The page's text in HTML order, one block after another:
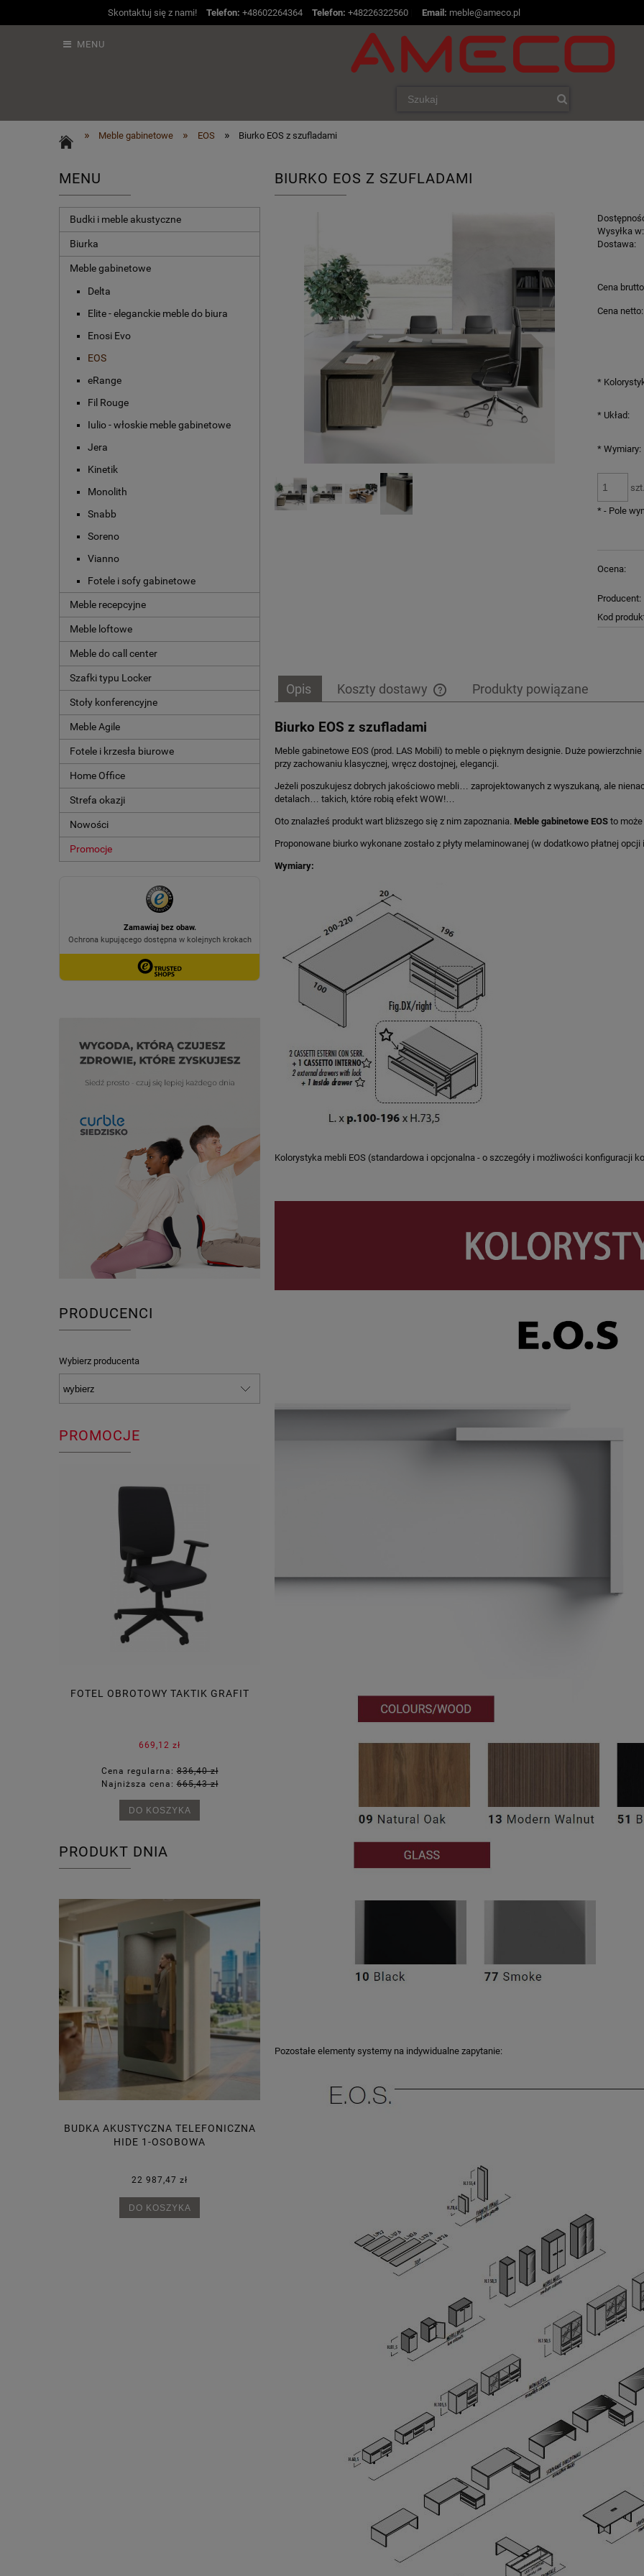
Skontaktuj się z nami! Telefon: +48602264364 Telefon: +48226322560 Email: meble@ameco.pl
MENU
» Meble gabinetowe » EOS » Biurko EOS z szufladami
MENU
Budki i meble akustyczne
Biurka
Meble gabinetowe
Delta
Elite - eleganckie meble do biura
Enosi Evo
EOS
eRange
Fil Rouge
Iulio - włoskie meble gabinetowe
Jera
Kinetik
Monolith
Snabb
Soreno
Vianno
Fotele i sofy gabinetowe
Meble recepcyjne
Meble loftowe
Meble do call center
Szafki typu Locker
Stoły konferencyjne
Meble Agile
Fotele i krzesła biurowe
Home Office
Strefa okazji
Nowości
Promocje
PRODUCENCI
Wybierz producenta
PROMOCJE
FOTEL OBROTOWY TAKTIK GRAFIT
669,12 zł
Cena regularna:836,40 zł
Najniższa cena:665,43 zł
DO KOSZYKA
BIURKO DELTA
2 147,09 zł
DO KOSZYKA
BIURKO SKŁADANE STARTUS-S
2 562,71 zł
DO KOSZYKA
PRODUKT DNIA
BUDKA AKUSTYCZNA TELEFONICZNA
HIDE 1-OSOBOWA
22 987,47 zł
DO KOSZYKA
Najniższa cena:
DO KOSZYKA
BIURKO EOS Z SZUFLADAMI
Wysyłka w:
Dostawa:
Cena
Cena netto:
*
* Układ:
* Wymiary:
szt.
* - Pole
Ocena:
Producent:
Kod
Opis Koszty dostawy Produkty powiązane
Biurko EOS z szufladami
Meble gabinetowe EOS (prod. LAS Mobili) to meble o pięknym designie. Duże
przy zachowaniu klasycznej, wręcz dostojnej, elegancji.
Jeżeli poszukujesz dobrych jakościowo mebli… zaprojektowanych z wyszukaną, ale
detalach… takich, które robią efekt WOW!…
Oto znalazłeś produkt wart bliższego się z nim zapoznania. Meble gabinetowe EOS to
Proponowane biurko wykonane zostało z płyty melaminowanej (w dodatkowo płatnej
Wymiary:
Kolorystyka mebli EOS (standardowa i opcjonalna - o szczegóły i możliwości konfiguracji
Pozostałe elementy systemy na indywidualne zapytanie: